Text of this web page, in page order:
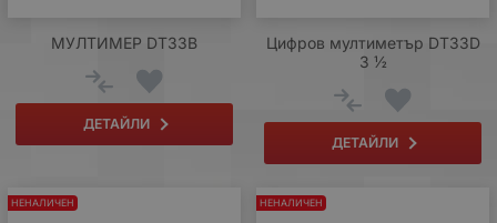
МУЛТИМЕР DT33B
ДЕТАЙЛИ
Цифров мултиметър DT33D
3 ½
ДЕТАЙЛИ
НЕНАЛИЧЕН НЕНАЛИЧЕН